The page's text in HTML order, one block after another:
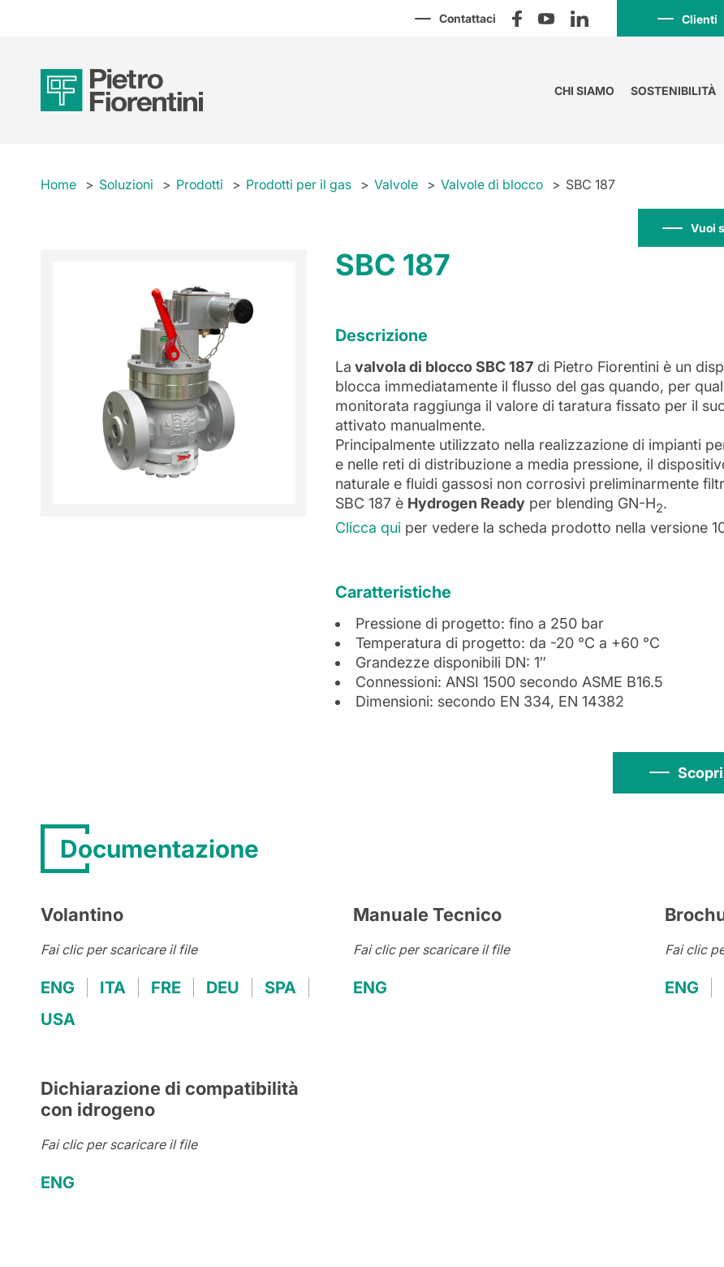
Contattaci Clienti
CHI SIAMO SOSTENIBILITÀ
Home Soluzioni Prodotti Prodotti per il gas Valvole Valvole di blocco SBC 187
Vuoi
SBC 187
Descrizione
La valvola di blocco SBC 187 di Pietro Fiorentini è un
blocca immediatamente il flusso del gas quando, per
monitorata raggiunga il valore di taratura fissato per il
attivato manualmente.
Principalmente utilizzato nella realizzazione di impianti
e nelle reti di distribuzione a media pressione, il
naturale e fluidi gassosi non corrosivi preliminarmente
SBC 187 è Hydrogen Ready per blending GN-H2.
Clicca qui per vedere la scheda prodotto nella versione
Caratteristiche
Pressione di progetto: fino a 250 bar
Temperatura di progetto: da -20 °C a +60 °C
Grandezze disponibili DN: 1″
Connessioni: ANSI 1500 secondo ASME B16.5
Dimensioni: secondo EN 334, EN 14382
Documentazione
Volantino
Fai clic per scaricare il file
ENG ITA FRE DEU
SPA
USA
Manuale Tecnico
Fai clic per scaricare il file
ENG
Fai clic
ENG
Dichiarazione di compatibilità
con idrogeno
Fai clic per scaricare il file
ENG